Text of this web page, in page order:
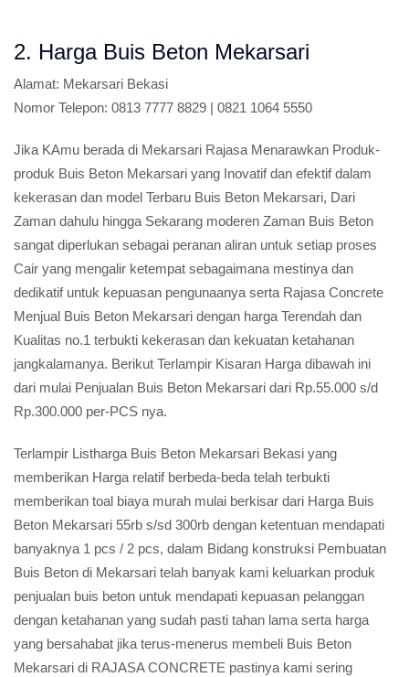
2. Harga Buis Beton Mekarsari
Alamat: Mekarsari Bekasi
Nomor Telepon: 0813 7777 8829 | 0821 1064 5550
Jika KAmu berada di Mekarsari Rajasa Menarawkan Produk-
produk Buis Beton Mekarsari yang Inovatif dan efektif dalam
kekerasan dan model Terbaru Buis Beton Mekarsari, Dari
Zaman dahulu hingga Sekarang moderen Zaman Buis Beton
sangat diperlukan sebagai peranan aliran untuk setiap proses
Cair yang mengalir ketempat sebagaimana mestinya dan
dedikatif untuk kepuasan pengunaanya serta Rajasa Concrete
Menjual Buis Beton Mekarsari dengan harga Terendah dan
Kualitas no.1 terbukti kekerasan dan kekuatan ketahanan
jangkalamanya. Berikut Terlampir Kisaran Harga dibawah ini
dari mulai Penjualan Buis Beton Mekarsari dari Rp.55.000 s/d
Rp.300.000 per-PCS nya.
Terlampir Listharga Buis Beton Mekarsari Bekasi yang
memberikan Harga relatif berbeda-beda telah terbukti
memberikan toal biaya murah mulai berkisar dari Harga Buis
Beton Mekarsari 55rb s/sd 300rb dengan ketentuan mendapati
banyaknya 1 pcs / 2 pcs, dalam Bidang konstruksi Pembuatan
Buis Beton di Mekarsari telah banyak kami keluarkan produk
penjualan buis beton untuk mendapati kepuasan pelanggan
dengan ketahanan yang sudah pasti tahan lama serta harga
yang bersahabat jika terus-menerus membeli Buis Beton
Mekarsari di RAJASA CONCRETE pastinya kami sering